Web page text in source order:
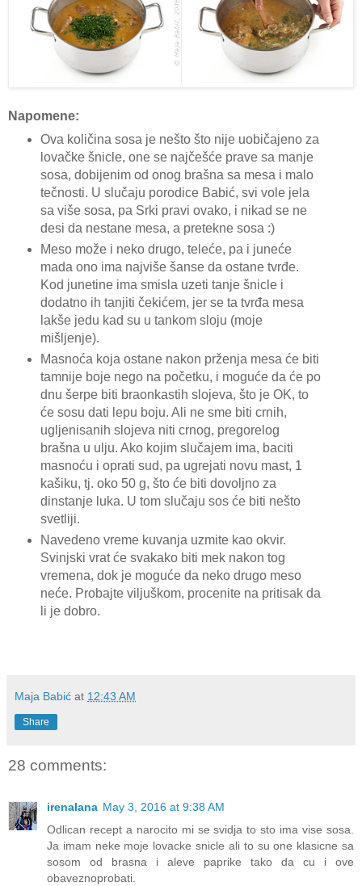
Napomene:
Ova količina sosa je nešto što nije uobičajeno za
lovačke šnicle, one se najčešće prave sa manje
sosa, dobijenim od onog brašna sa mesa i malo
tečnosti. U slučaju porodice Babić, svi vole jela
sa više sosa, pa Srki pravi ovako, i nikad se ne
desi da nestane mesa, a pretekne sosa :)
Meso može i neko drugo, teleće, pa i juneće
mada ono ima najviše šanse da ostane tvrđe.
Kod junetine ima smisla uzeti tanje šnicle i
dodatno ih tanjiti čekićem, jer se ta tvrđa mesa
lakše jedu kad su u tankom sloju (moje
mišljenje).
Masnoća koja ostane nakon prženja mesa će biti
tamnije boje nego na početku, i moguće da će po
dnu šerpe biti braonkastih slojeva, što je OK, to
će sosu dati lepu boju. Ali ne sme biti crnih,
ugljenisanih slojeva niti crnog, pregorelog
brašna u ulju. Ako kojim slučajem ima, baciti
masnoću i oprati sud, pa ugrejati novu mast, 1
kašiku, tj. oko 50 g, što će biti dovoljno za
dinstanje luka. U tom slučaju sos će biti nešto
svetliji.
Navedeno vreme kuvanja uzmite kao okvir.
Svinjski vrat će svakako biti mek nakon tog
vremena, dok je moguće da neko drugo meso
neće. Probajte viljuškom, procenite na pritisak da
li je dobro.
Maja Babić at 12:43 AM
Share
28 comments:
irenalana May 3, 2016 at 9:38 AM
Odlican recept a narocito mi se svidja to sto ima vise sosa.
Ja imam neke moje lovacke snicle ali to su one klasicne sa
sosom od brasna i aleve paprike tako da cu i ove
obaveznoprobati.